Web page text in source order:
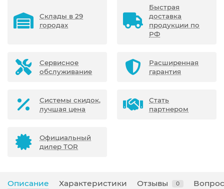
Склады в 29
городах
Быстрая
доставка
продукции по
РФ
Сервисное
обслуживание
Расширенная
гарантия
Системы скидок,
лучшая цена
Стать
партнером
Официальный
дилер TOR
Описание Характеристики Отзывы 0